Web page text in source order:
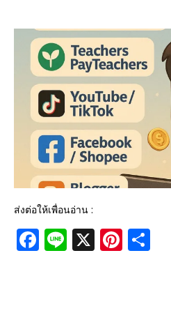
ส่งต่อให้เพื่อนอ่าน :
F Li X Pi